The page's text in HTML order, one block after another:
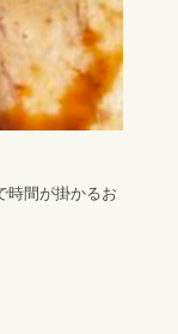
時間が掛かるお